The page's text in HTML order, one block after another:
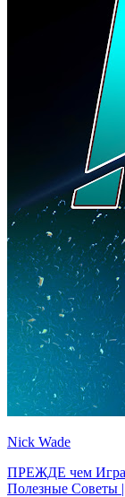
Nick Wade
ПРЕЖДЕ чем
Полезные Советы